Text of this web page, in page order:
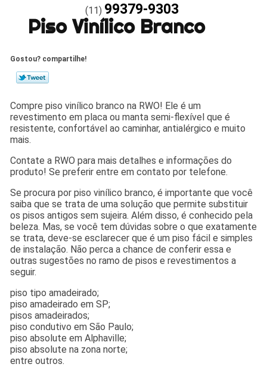
(11) 99379-9303
Piso Vinílico Branco
Gostou? compartilhe!
Compre piso vinílico branco na RWO! Ele é um
revestimento em placa ou manta semi-flexível que é
resistente, confortável ao caminhar, antialérgico e muito
mais.
​Contate a RWO para mais detalhes e informações do
produto! Se preferir entre em contato por telefone.
Se procura por piso vinílico branco, é importante que você
saiba que se trata de uma solução que permite substituir
os pisos antigos sem sujeira. Além disso, é conhecido pela
beleza. Mas, se você tem dúvidas sobre o que exatamente
se trata, deve-se esclarecer que é um piso fácil e simples
de instalação. Não perca a chance de conferir essa e
outras sugestões no ramo de pisos e revestimentos a
seguir.
piso tipo amadeirado;
piso amadeirado em SP;
pisos amadeirados;
piso condutivo em São Paulo;
piso absolute em Alphaville;
piso absolute na zona norte;
entre outros.